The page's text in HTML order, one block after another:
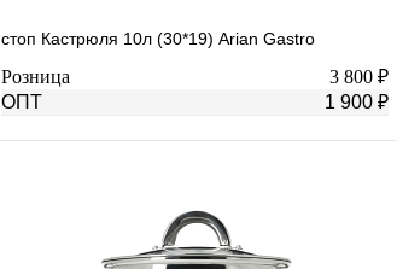
стоп Кастрюля 10л (30*19) Arian Gastro
Розница
3 800 ₽
ОПТ
1 900 ₽
Купить в 1 клик К сравнению